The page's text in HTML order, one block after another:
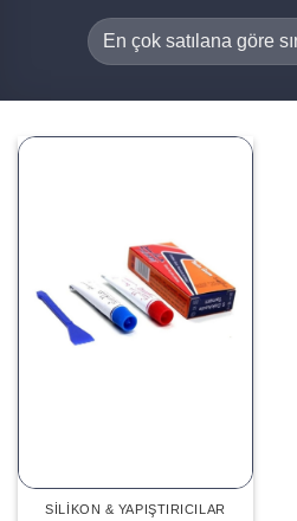
SILIKON & YAPIŞTIRICILAR